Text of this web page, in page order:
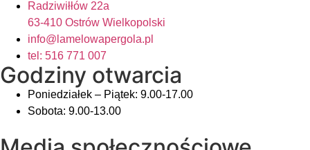
Radziwiłłów 22a
63-410 Ostrów Wielkopolski
info@lamelowapergola.pl
tel: 516 771 007
Godziny otwarcia
Poniedziałek – Piątek: 9.00-17.00
Sobota: 9.00-13.00